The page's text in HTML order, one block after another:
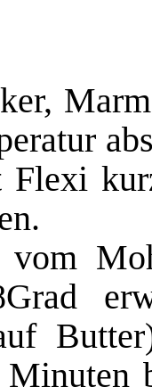
Flexi
vom